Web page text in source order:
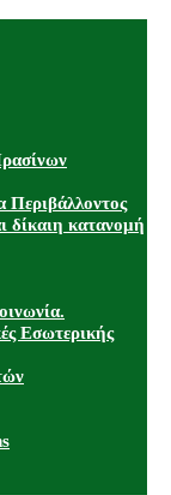
Περιβάλλοντος
δίκαιη κατανομή
Εσωτερικής